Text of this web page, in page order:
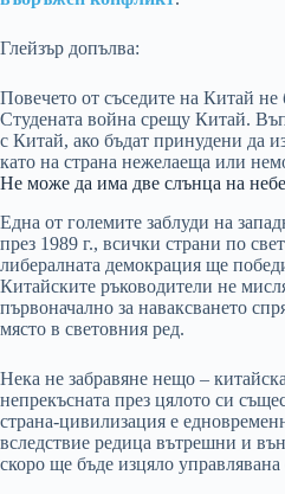
Глейзър допълва:
Повечето от съседите на Китай
Студената война срещу Китай.
с Китай, ако бъдат принудени да
като на страна нежелаеща или
Не може да има две слънца на
Една от големите заблуди на
през 1989 г., всички страни по
либералната демокрация ще
Китайските ръководители не
първоначално за наваксването
място в световния ред.
Нека не забравяне нещо –
непрекъсната през цялото си
страна-цивилизация е
вследствие редица вътрешни и
скоро ще бъде изцяло